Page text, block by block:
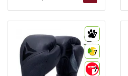
7
7
7